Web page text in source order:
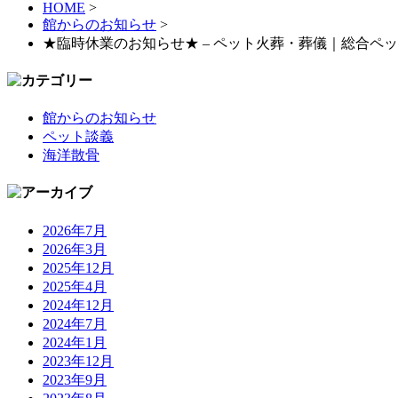
HOME >
館からのお知らせ >
★臨時休業のお知らせ★ – ペット火葬・葬儀｜総合ペ
館からのお知らせ
ペット談義
海洋散骨
2026年7月
2026年3月
2025年12月
2025年4月
2024年12月
2024年7月
2024年1月
2023年12月
2023年9月